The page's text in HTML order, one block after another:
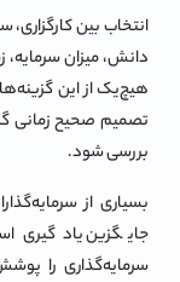
انتخاب بین
دانش، میزان
هیچ‌یک از این
تصمیم صحیح زمانی
بررسی شود.
بسیاری از
جایگزین یادگیری
سرمایه‌گذاری را